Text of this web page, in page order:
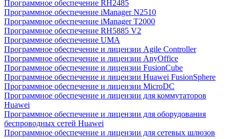
Программное обеспечение RH2485
Программное обеспечение iManager N2510
Программное обеспечение iManager T2000
Программное обеспечение RH5885 V2
Программное обеспечение UMA
Программное обеспечение и лицензии Agile Controller
Программное обеспечение и лицензии AnyOffice
Программное обеспечение и лицензии FusionCube
Программное обеспечение и лицензии Huawei FusionSphere
Программное обеспечение и лицензии MicroDC
Программное обеспечение и лицензии для коммутаторов
Huawei
Программное обеспечение и лицензии для оборудования
беспроводных сетей Huawei
Программное обеспечение и лицензии для сетевых шлюзов